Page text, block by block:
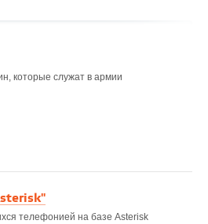
которые служат в армии
телефонией на базе Asterisk